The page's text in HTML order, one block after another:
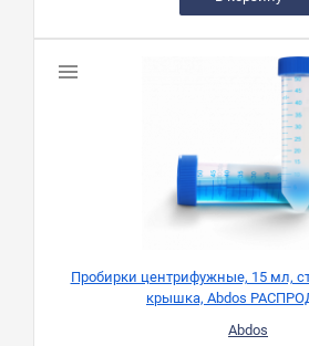
Пробирки центрифужные, 15 мл,
крышка, Abdos
Abdos